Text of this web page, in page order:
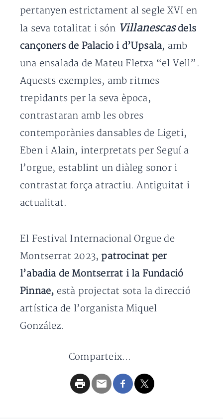
pertanyen estrictament al segle XVI en
la seva totalitat i són Villanescasdels
cançoners de Palacio i d’Upsala, amb
una ensalada de Mateu Fletxa “el Vell”.
Aquests exemples, amb ritmes
trepidants per la seva època,
contrastaran amb les obres
contemporànies dansables de Ligeti,
Eben i Alain, interpretats per Seguí a
l’orgue, establint un diàleg sonor i
contrastat força atractiu. Antiguitat i
actualitat.
El Festival Internacional Orgue de
Montserrat 2023, patrocinat per
l’abadia de Montserrat i la Fundació
Pinnae, està projectat sota la direcció
artística de l’organista Miquel
González.
Comparteix...